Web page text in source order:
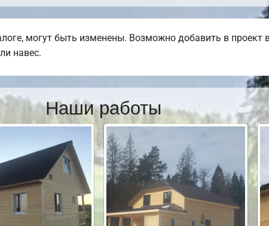
могут быть изменены. Возможно добавить в проект
навес.
Наши работы